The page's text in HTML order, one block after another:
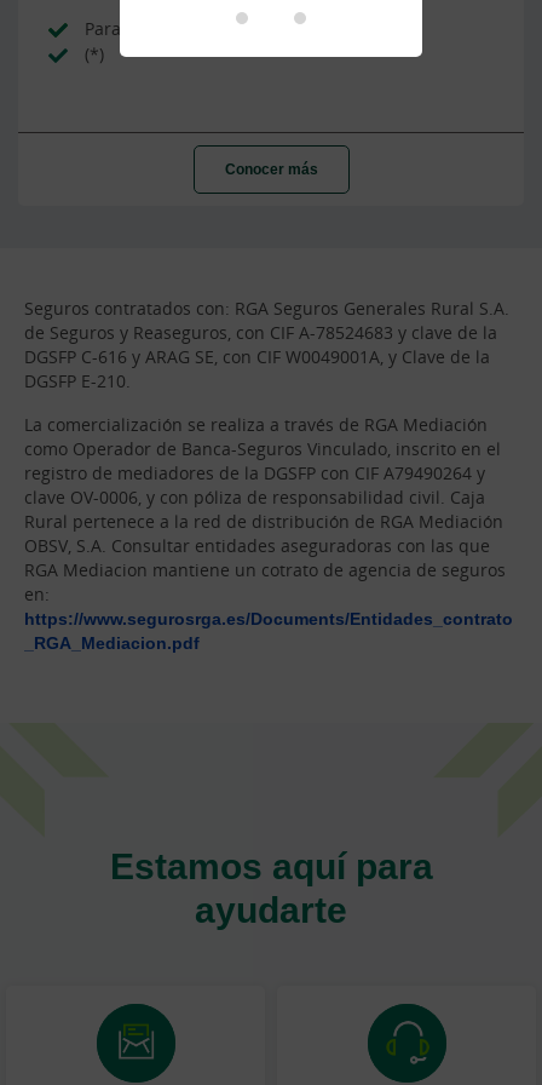
Para propietarios e inquilinos
(*)
Conocer más
Seguros contratados con: RGA Seguros Generales Rural S.A.
de Seguros y Reaseguros, con CIF A-78524683 y clave de la
DGSFP C-616 y ARAG SE, con CIF W0049001A, y Clave de la
DGSFP E-210.
La comercialización se realiza a través de RGA Mediación
como Operador de Banca-Seguros Vinculado, inscrito en el
registro de mediadores de la DGSFP con CIF A79490264 y
clave OV-0006, y con póliza de responsabilidad civil. Caja
Rural pertenece a la red de distribución de RGA Mediación
OBSV, S.A. Consultar entidades aseguradoras con las que
RGA Mediacion mantiene un cotrato de agencia de seguros
en:
https://www.segurosrga.es/Documents/Entidades_contrato
_RGA_Mediacion.pdf
Estamos aquí para
ayudarte